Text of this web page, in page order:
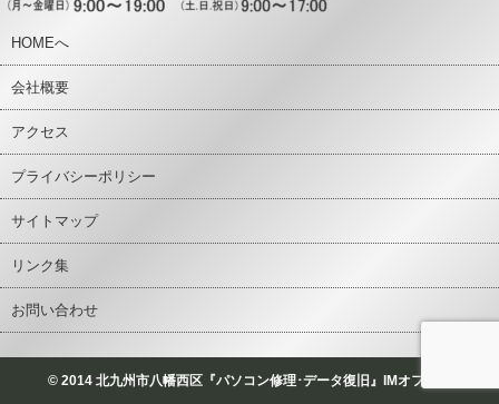
HOMEへ
会社概要
アクセス
プライバシーポリシー
サイトマップ
リンク集
お問い合わせ
© 2014 北九州市八幡西区『パソコン修理･データ復旧』IMオフィス